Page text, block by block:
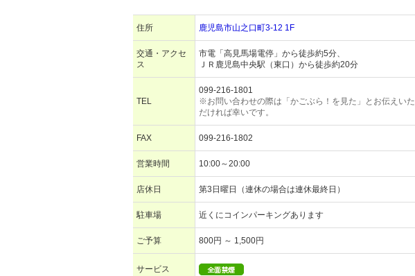
住所 鹿児島市山之口町3-12 1F
交通・アクセ
ス
市電「高見馬場電停」から徒歩約5分、
ＪＲ鹿児島中央駅（東口）から徒歩約20分
TEL
099-216-1801
※お問い合わせの際は「かごぶら！を見た」とお伝えいた
だければ幸いです。
FAX 099-216-1802
営業時間 10:00～20:00
店休日 第3日曜日（連休の場合は連休最終日）
駐車場 近くにコインパーキングあります
ご予算 800円 ～ 1,500円
サービス